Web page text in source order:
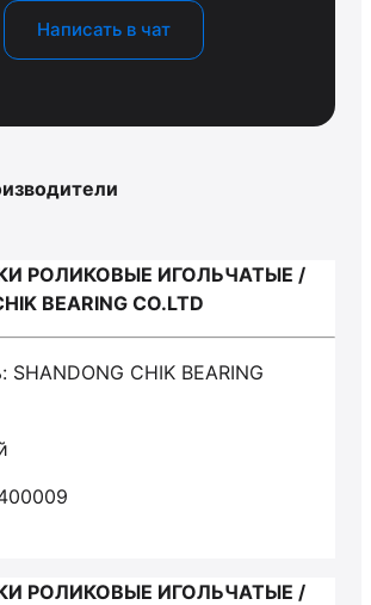
Написать в чат
РОЛИКОВЫЕ ИГОЛЬЧАТЫЕ /
BEARING CO.LTD
SHANDONG CHIK BEARING
РОЛИКОВЫЕ ИГОЛЬЧАТЫЕ /